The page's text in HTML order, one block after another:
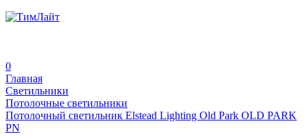
0
Главная
Светильники
Потолочные светильники
Потолочный светильник Elstead Lighting Old Park OLD PARK
PN